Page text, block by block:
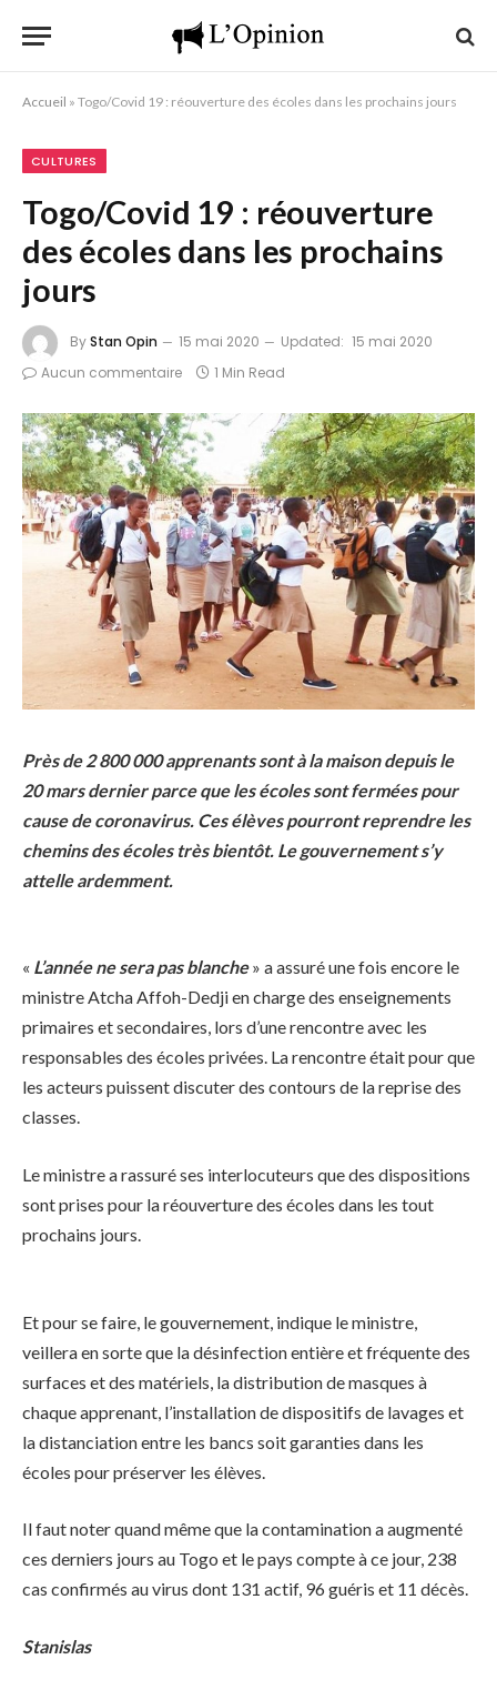
Accueil » Togo/Covid 19 : réouverture des écoles dans les prochains jours
CULTURES
Togo/Covid 19 : réouverture
des écoles dans les prochains
jours
ByStan Opin 15 mai 2020 Updated: 15 mai 2020
Aucun commentaire
1 Min Read
Près de 2 800 000 apprenants sont à la maison depuis le
20 mars dernier parce que les écoles sont fermées pour
cause de coronavirus. Ces élèves pourront reprendre les
chemins des écoles très bientôt. Le gouvernement s’y
attelle ardemment.
« L’année ne sera pas blanche» a assuré une fois encore le
ministre Atcha Affoh-Dedji en charge des enseignements
primaires et secondaires, lors d’une rencontre avec les
responsables des écoles privées. La rencontre était pour que
les acteurs puissent discuter des contours de la reprise des
classes.
Le ministre a rassuré ses interlocuteurs que des dispositions
sont prises pour la réouverture des écoles dans les tout
prochains jours.
Et pour se faire, le gouvernement, indique le ministre,
veillera en sorte que la désinfection entière et fréquente des
surfaces et des matériels, la distribution de masques à
chaque apprenant, l’installation de dispositifs de lavages et
la distanciation entre les bancs soit garanties dans les
écoles pour préserver les élèves.
Il faut noter quand même que la contamination a augmenté
ces derniers jours au Togo et le pays compte à ce jour, 238
cas confirmés au virus dont 131 actif, 96 guéris et 11 décès.
Stanislas